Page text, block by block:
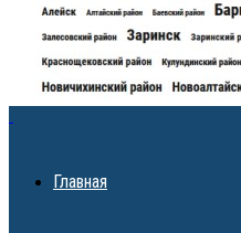
Главная